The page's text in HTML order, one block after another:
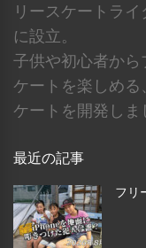
リースケートラ
に設立。
子供や初心者から
ケートを楽しめ
ケートを開発しま
最近の記事
フリ